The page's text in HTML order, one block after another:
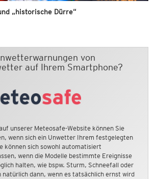
„historische Dürre“
von
auf Ihrem Smartphone?
unserer Meteosafe-Website können Sie
wenn sich ein Unwetter Ihrem festgelegten
können sich sowohl automatisiert
wenn die Modelle bestimmte Ereignisse
halten, wie bspw. Sturm, Schneefall oder
natürlich dann, wenn es tatsächlich ernst wird